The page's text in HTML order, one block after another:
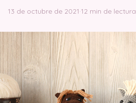
13 de octubre de 2021·12 min de lectura